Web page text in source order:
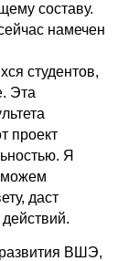
составу.
намечен
студентов,
Эта
проект
Я
даст
ВШЭ,